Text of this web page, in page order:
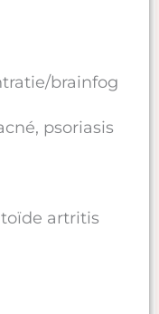
brainfog
psoriasis
artritis